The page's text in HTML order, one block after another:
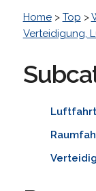
Home> Top >
Verteidigung,
Luftfahrt